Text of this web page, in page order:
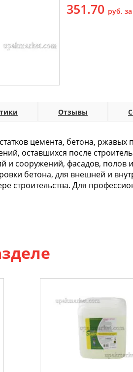
351.70 руб.
Отзывы
цемента, бетона, ржавых
оставшихся после
и сооружений, фасадов, полов
бетона, для внешней и
строительства. Для